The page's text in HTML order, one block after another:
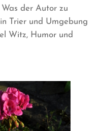
der Autor zu
Trier und Umgebung
Witz, Humor und